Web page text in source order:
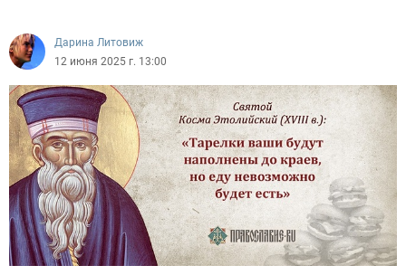
Дарина Литовиж
12 июня 2025 г. 13:00